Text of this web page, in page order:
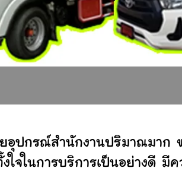
อุปกรณ์สำนักงานปริมาณมาก
ในการบริการเป็นอย่างดี มีค